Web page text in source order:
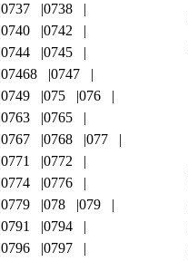
0737
0738
0740
0742
0744
0745
07468
0747
0749 075
076
0763
0765
0767 0768
077
0771
0772
0774
0776
0779 078
079
0791
0794
0796
0797